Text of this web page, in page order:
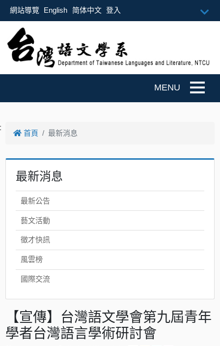
跳到主要內容
網站導覽 English 简体中文 登入
首頁 最新消息
最新消息
最新公告
藝文活動
徵才快訊
風雲榜
國際交流
【宣傳】台灣語文學會第九屆青年
學者台灣語言學術研討會